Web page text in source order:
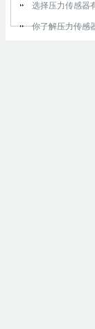
选择压力传感器
你了解压力传感